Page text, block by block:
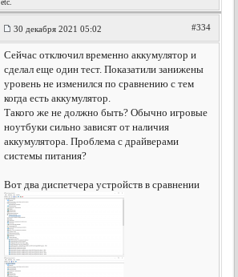
etc.
30 декабря 2021 05:02 #334
Сейчас отключил временно аккумулятор и
сделал еще один тест. Показатили занижены
уровень не изменился по сравнению с тем
когда есть аккумулятор.
Такого же не должно быть? Обычно игровые
ноутбуки сильно зависят от наличия
аккумулятора. Проблема с драйверами
системы питания?
Вот два диспетчера устройств в сравнении